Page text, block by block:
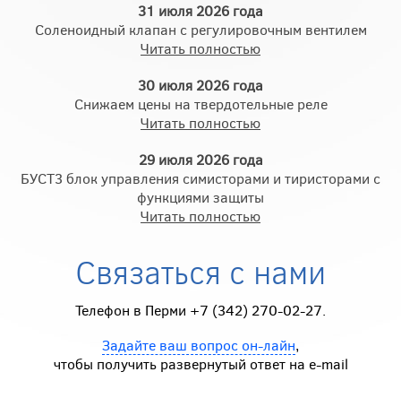
31 июля 2026 года
Соленоидный клапан с регулировочным вентилем
Читать полностью
30 июля 2026 года
Снижаем цены на твердотельные реле
Читать полностью
29 июля 2026 года
БУСТ3 блок управления симисторами и тиристорами с
функциями защиты
Читать полностью
Связаться с нами
Телефон в Перми +7 (342) 270-02-27.
Задайте ваш вопрос он-лайн,
чтобы получить развернутый ответ на e-mail